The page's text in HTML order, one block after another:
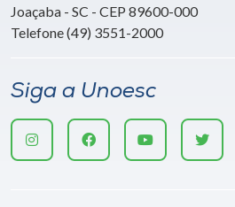
Joaçaba - SC - CEP 89600-000
Telefone (49) 3551-2000
Siga a Unoesc